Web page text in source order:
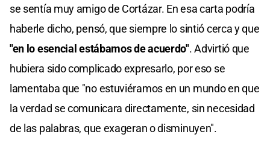
se sentía muy amigo de Cortázar. En esa carta podría
haberle dicho, pensó, que siempre lo sintió cerca y que
"en lo esencial estábamos de acuerdo". Advirtió que
hubiera sido complicado expresarlo, por eso se
lamentaba que "no estuviéramos en un mundo en que
la verdad se comunicara directamente, sin necesidad
de las palabras, que exageran o disminuyen".